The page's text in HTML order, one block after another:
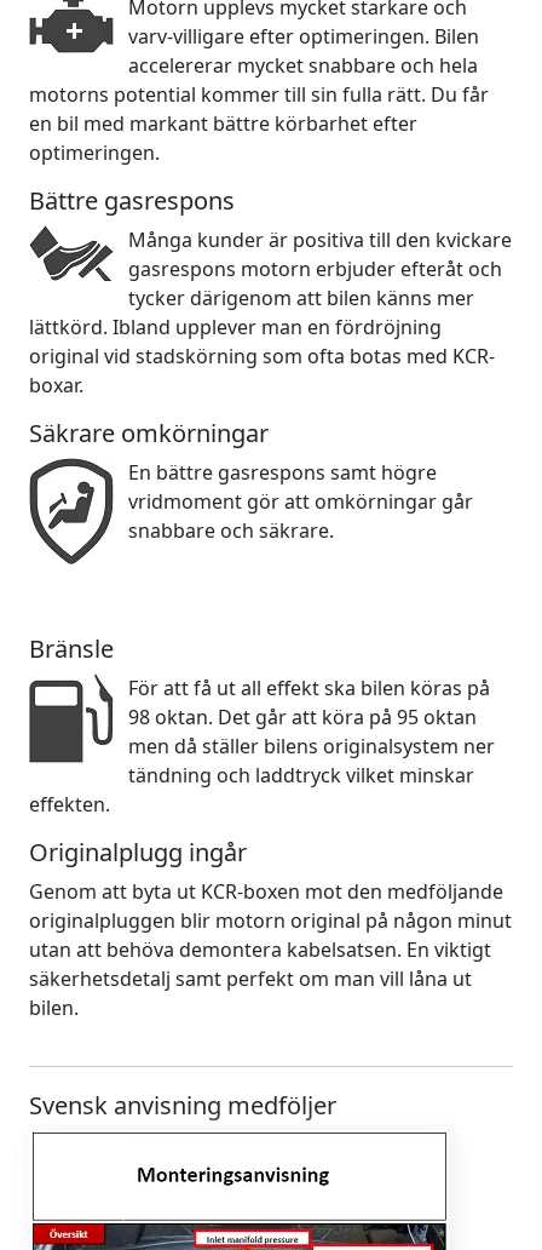
Motorn upplevs mycket starkare och
varv-villigare efter optimeringen. Bilen
accelererar mycket snabbare och hela
motorns potential kommer till sin fulla rätt. Du får
en bil med markant bättre körbarhet efter
optimeringen.
Bättre gasrespons
Många kunder är positiva till den kvickare
gasrespons motorn erbjuder efteråt och
tycker därigenom att bilen känns mer
lättkörd. Ibland upplever man en fördröjning
original vid stadskörning som ofta botas med KCR-
boxar.
Säkrare omkörningar
En bättre gasrespons samt högre
vridmoment gör att omkörningar går
snabbare och säkrare.
Bränsle
För att få ut all effekt ska bilen köras på
98 oktan. Det går att köra på 95 oktan
men då ställer bilens originalsystem ner
tändning och laddtryck vilket minskar
effekten.
Originalplugg ingår
Genom att byta ut KCR-boxen mot den medföljande
originalpluggen blir motorn original på någon minut
utan att behöva demontera kabelsatsen. En viktigt
säkerhetsdetalj samt perfekt om man vill låna ut
bilen.
Svensk anvisning medföljer